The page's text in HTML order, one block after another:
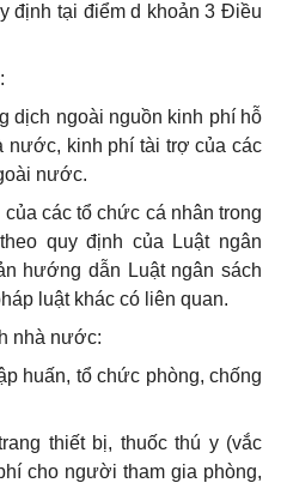
định tại điểm d khoản 3 Điều
dịch ngoài nguồn kinh phí hỗ
nước, kinh phí tài trợ của các
nước.
các tổ chức cá nhân trong
quy định của Luật ngân
hướng dẫn Luật ngân sách
luật khác có liên quan.
nhà nước:
huấn, tổ chức phòng, chống
thiết bị, thuốc thú y (vắc
cho người tham gia phòng,